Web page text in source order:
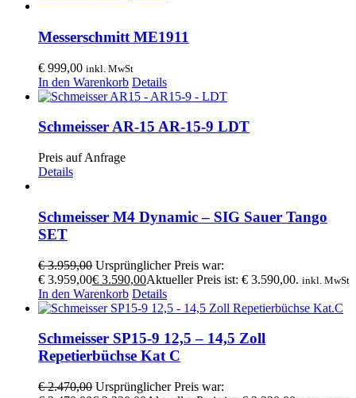
Messerschmitt ME1911
€ 999,00 inkl. MwSt
In den Warenkorb Details
Schmeisser AR-15 AR-15-9 LDT
Preis auf Anfrage
Details
Schmeisser M4 Dynamic – SIG Sauer Tango
SET
€3.959,00 Ursprünglicher Preis war:
€ 3.959,00€ 3.590,00Aktueller Preis ist: € 3.590,00. inkl. MwSt
In den Warenkorb Details
Schmeisser SP15-9 12,5 – 14,5 Zoll
Repetierbüchse Kat C
€2.470,00 Ursprünglicher Preis war: